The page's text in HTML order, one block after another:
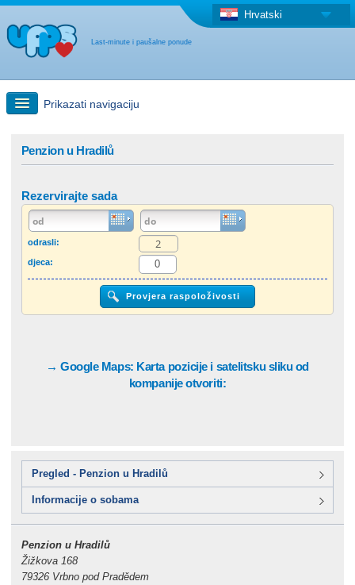
Last-minute i paušalne ponude
Hrvatski
Prikazati navigaciju
Brzo traženje
"Last Minute"ponuda + Paušalna ponuda
Druga država
Penzion u Hradilů
Rezervirajte sada
odrasli:
djeca:
→ Google Maps: Karta pozicije i satelitsku sliku od
kompanije otvoriti:
Pregled - Penzion u Hradilů
Informacije o sobama
Penzion u Hradilů
Žižkova 168
79326 Vrbno pod Pradědem